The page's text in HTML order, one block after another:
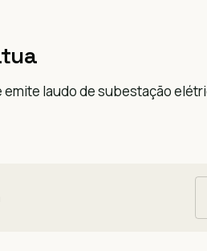
laudo de subestação